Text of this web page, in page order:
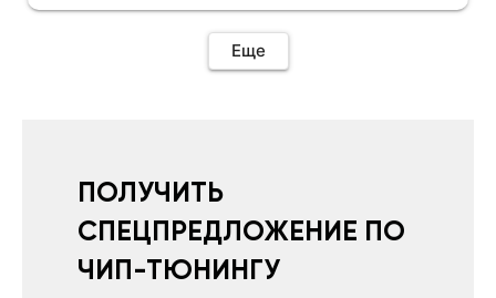
Еще
ПОЛУЧИТЬ
СПЕЦПРЕДЛОЖЕНИЕ ПО
ЧИП-ТЮНИНГУ